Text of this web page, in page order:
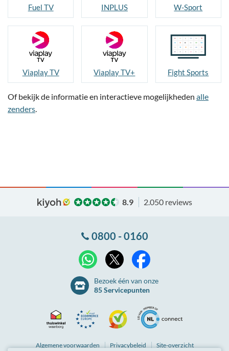
Fuel TV INPLUS W-Sport
Viaplay TV Viaplay TV+ Fight Sports
Of bekijk de informatie en interactieve mogelijkheden alle
zenders.
8.9 2.050 reviews
0800 - 0160
WhatsApp
Bezoek één van onze
85 Servicepunten
Algemenevoorwaarden Privacybeleid Site-overzicht